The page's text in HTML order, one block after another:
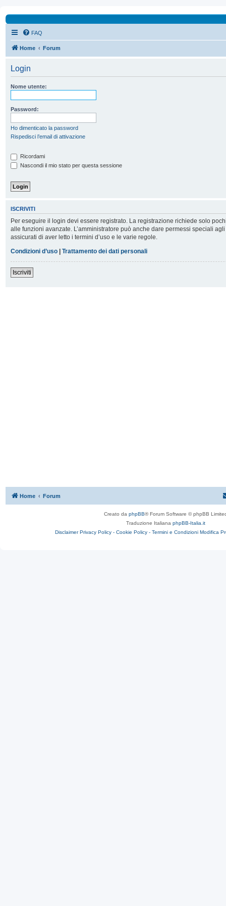
FAQ
Home Forum
Login
Nome utente:
Password:
Ho dimenticato la password
Rispedisci l’email di attivazione
Ricordami
Nascondi il mio stato per questa sessione
ISCRIVITI
Per eseguire il login devi essere registrato. La registrazione richiede solo
alle funzioni avanzate. L’amministratore può anche dare permessi speciali
assicurati di aver letto i termini d’uso e le varie regole.
Condizioni d’uso | Trattamento dei dati personali
Iscriviti
Home Forum
Creato da phpBB® Forum Software © phpBB
Traduzione Italiana phpBB-Italia.it
Disclaimer Privacy Policy - Cookie Policy - Termini e Condizioni Modifica